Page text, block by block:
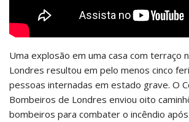
Uma explosão em uma casa com terraço
Londres resultou em pelo menos cinco
pessoas internadas em estado grave. O
Bombeiros de Londres enviou oito
bombeiros para combater o incêndio